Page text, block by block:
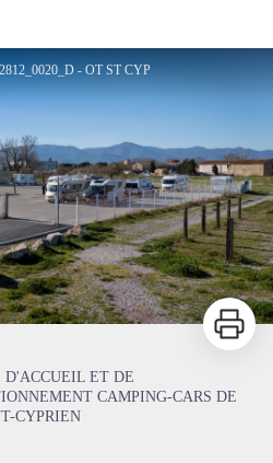
Le Département
- OT ST CYP
Imprimer
D'ACCUEIL ET DE
CAMPING-CARS DE
CYPRIEN